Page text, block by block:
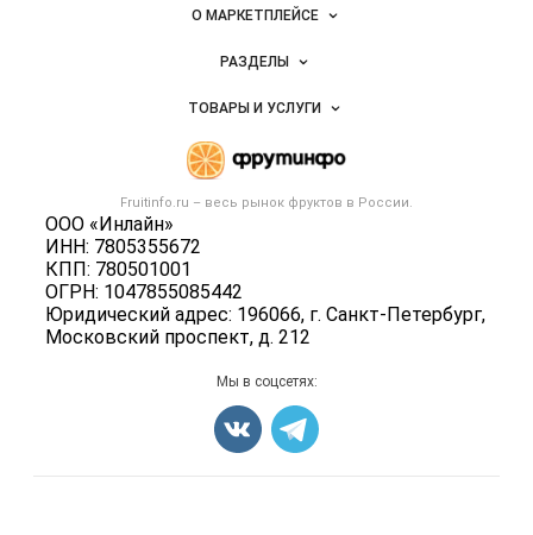
фруктов
Важные разделы и контакты
Fruitinfo.ru – весь рынок фруктов в России.
ООО «Инлайн»
ИНН: 7805355672
КПП: 780501001
ОГРН: 1047855085442
Юридический адрес: 196066, г. Санкт-Петербург,
Московский проспект, д. 212
Навигация по сайтуО МАРКЕТПЛЕЙСЕ
Новости Fruitinfo.ru
Размещение рекламы
Публичная оферта
Контактная информация
Политика обработки персональных данных
РАЗДЕЛЫ
Объявления
Новости рынка
ТОВАРЫ И УСЛУГИ
Готовая продукция
Фрукты
Грибы
Оборудование
Карта объявлений
Мы в соцсетях: